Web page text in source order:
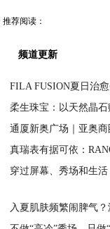
推荐阅读：
频道更新
FILA FUSION夏日治
柔生珠宝：以天然晶
通厦新奥广场｜亚奥
真瑞表有据可依：
穿过屏幕、秀场和生
入夏肌肤频繁闹脾气